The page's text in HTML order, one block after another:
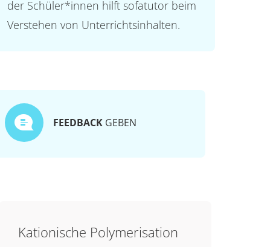
der Schüler*innen hilft sofatutor beim
Verstehen von Unterrichtsinhalten.
FEEDBACK GEBEN
Kationische Polymerisation